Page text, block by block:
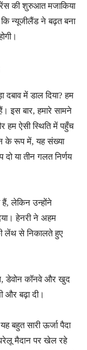
की शुरुआत मजाकिया
न्यूजीलैंड ने बढ़त बना
में डाल दिया? हम
इस बार, हमारे सामने
हम ऐसी स्थिति में पहुँच
के रूप में, यह संख्या
या तीन गलत निर्णय
हैं, लेकिन उन्होंने
हेनरी ने अहम
लेंथ से निकालते हुए
डेवोन कॉनवे और खुद
और बढ़ा दी।
बहुत सारी ऊर्जा पैदा
मैदान पर खेल रहे